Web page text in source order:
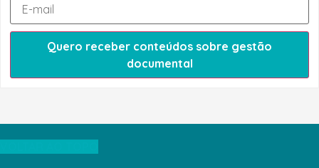
Quero receber conteúdos sobre gestão
documental